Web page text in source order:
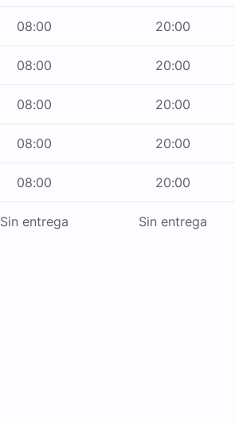
08:00 20:00
08:00 20:00
08:00 20:00
08:00 20:00
08:00 20:00
Sin entrega Sin entrega